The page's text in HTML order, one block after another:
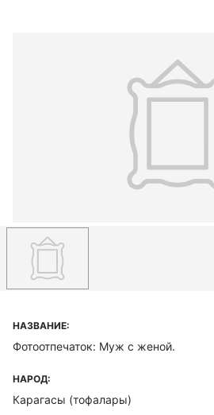
НАЗВАНИЕ:
Фотоотпечаток: Муж с женой.
НАРОД:
Карагасы (тофалары)